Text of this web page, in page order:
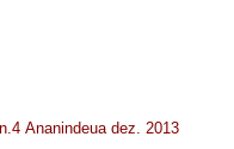
Ananindeua dez. 2013